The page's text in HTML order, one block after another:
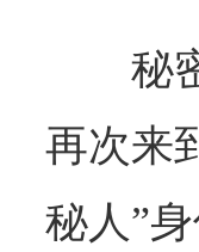
秘
再次来
秘人”身